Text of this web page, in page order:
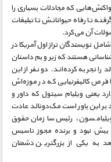
می‌پردازیم؛ واکنش‌هایی که مجادلات بسیاری را
تا رفاه حیواناتش تا تبلیغات
آن می‌کرد.
نویسندگان تراز اول آمریکا در
هستند که زیر و بم داستان
تجربه کرده‌اند. دو نفر از این
قرص کالیفرنیایی که در موزه‌اش
دارد یعنی ویلیام سیتول که داور و
بر این باور است مک‌دونالد عادت
رئیس سازمان حقوق
سال 1974 دانش‌آموزی بیش نبود و برنده مجوز تاسیس
رستوران مک‌دونالد در همپستد شد اما بعد به یکی از بزرگ‎ترین دشمنان